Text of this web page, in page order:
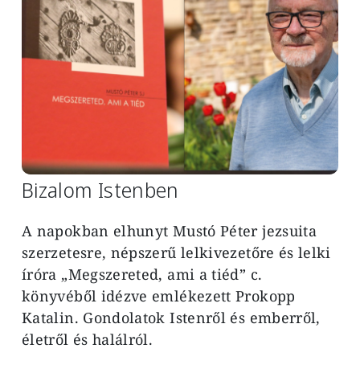
Bizalom Istenben
A napokban elhunyt Mustó Péter jezsuita
szerzetesre, népszerű lelkivezetőre és lelki
íróra „Megszereted, ami a tiéd” c.
könyvéből idézve emlékezett Prokopp
Katalin. Gondolatok Istenről és emberről,
életről és halálról.